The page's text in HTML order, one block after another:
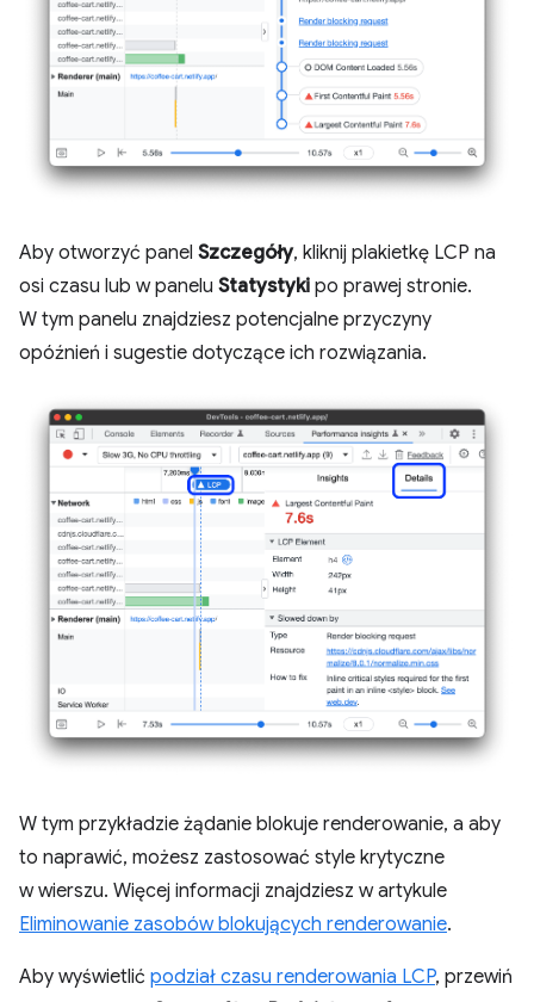
Aby otworzyć panel Szczegóły, kliknij plakietkę LCP na
osi czasu lub w panelu Statystyki po prawej stronie.
W tym panelu znajdziesz potencjalne przyczyny
opóźnień i sugestie dotyczące ich rozwiązania.
W tym przykładzie żądanie blokuje renderowanie, a aby
to naprawić, możesz zastosować style krytyczne
w wierszu. Więcej informacji znajdziesz w artykule
Eliminowanie zasobów blokujących renderowanie.
Aby wyświetlić podział czasu renderowania LCP, przewiń